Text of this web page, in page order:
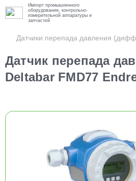
Импорт промышленного
оборудования, контрольно-
измерительной аппаратуры и
запчастей
Датчики перепада давления
Датчик перепада
Deltabar FMD77